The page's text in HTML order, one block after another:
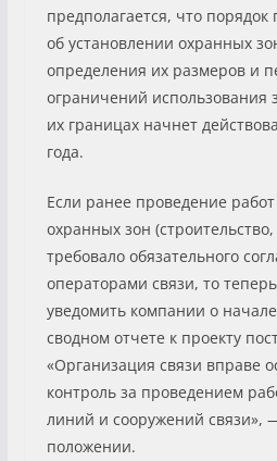
предполагается, что
об установлении охранных
определения их размеров и
ограничений использования
их границах начнет
года.
Если ранее проведение
охранных зон
требовало обязательного
операторами связи, то
уведомить компании о
сводном отчете к проекту
«Организация связи вправе
контроль за проведением
линий и сооружений связи»,
положении.